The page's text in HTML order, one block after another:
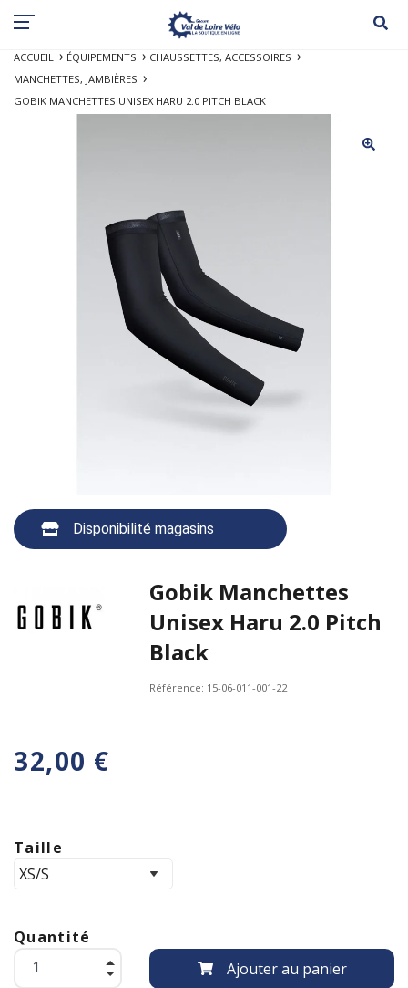
ACCUEIL ÉQUIPEMENTS
CHAUSSETTES, ACCESSOIRES
MANCHETTES, JAMBIÈRES
GOBIK MANCHETTES UNISEX HARU 2.0 PITCH BLACK
Disponibilité magasins
Gobik Manchettes
Unisex Haru 2.0 Pitch
Black
Référence: 15-06-011-001-22
32,00 €
Taille
Quantité
Ajouter au panier